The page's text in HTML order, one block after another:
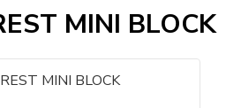
MINI BLOCK